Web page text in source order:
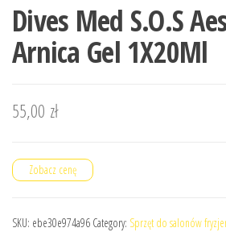
Dives Med S.O.S
Arnica Gel 1X20Ml
55,00 zł
Zobacz cenę
SKU: ebe30e974a96 Category: Sprzęt do salonów